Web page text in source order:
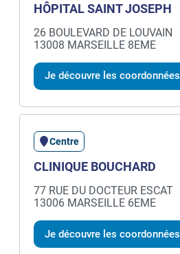
HÔPITAL SAINT JOSEPH
26 BOULEVARD DE LOUVAIN
13008 MARSEILLE 8EME
Je découvre les coordonnées
Centre
CLINIQUE BOUCHARD
77 RUE DU DOCTEUR ESCAT
13006 MARSEILLE 6EME
Je découvre les coordonnées